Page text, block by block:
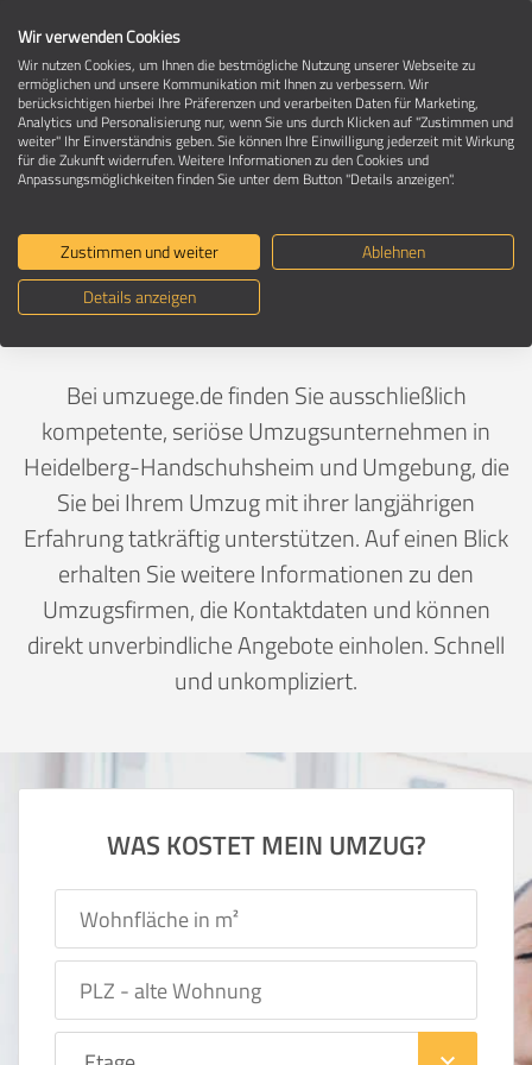
Umzugsunternehmen in 69120
Heidelberg-Handschuhsheim
Ein Umzug ist Vertrauenssache
Deutschland>Baden-Württemberg
Bei umzuege.de finden Sie ausschließlich
kompetente, seriöse Umzugsunternehmen in
Heidelberg-Handschuhsheim und Umgebung, die
Sie bei Ihrem Umzug mit ihrer langjährigen
Erfahrung tatkräftig unterstützen. Auf einen Blick
erhalten Sie weitere Informationen zu den
Umzugsfirmen, die Kontaktdaten und können
direkt unverbindliche Angebote einholen. Schnell
und unkompliziert.
WAS KOSTET MEIN UMZUG?
Wir verwenden Cookies
Wir nutzen Cookies, um Ihnen die bestmögliche Nutzung unserer Webseite zu
ermöglichen und unsere Kommunikation mit Ihnen zu verbessern. Wir
berücksichtigen hierbei Ihre Präferenzen und verarbeiten Daten für Marketing,
Analytics und Personalisierung nur, wenn Sie uns durch Klicken auf "Zustimmen und
weiter" Ihr Einverständnis geben. Sie können Ihre Einwilligung jederzeit mit Wirkung
für die Zukunft widerrufen. Weitere Informationen zu den Cookies und
Anpassungsmöglichkeiten finden Sie unter dem Button "Details anzeigen".
Zustimmen und weiter
Ablehnen
Details anzeigen